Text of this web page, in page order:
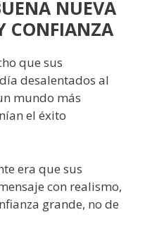
NUEVA
CONFIANZA
que sus
desalentados al
mundo más
el éxito
era que sus
con realismo,
grande, no de